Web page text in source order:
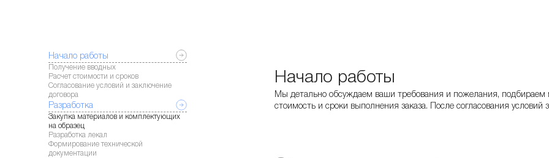
Начало работы
Получение вводных
Расчет стоимости и сроков
Согласование условий и заключение
договора
Разработка
Закупка материалов и комплектующих
на образец
Разработка лекал
Формирование технической
документации
Начало работы
Мы детально обсуждаем ваши требования и пожелания, подбираем
стоимость и сроки выполнения заказа. После согласования условий